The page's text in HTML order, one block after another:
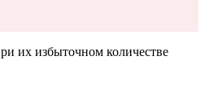
их избыточном количестве